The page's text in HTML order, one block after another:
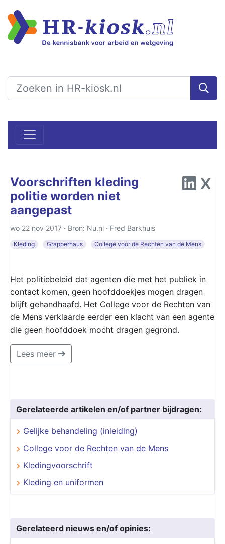
Voorschriften kleding
politie worden niet
aangepast
wo 22 nov 2017 · Bron: Nu.nl · Fred Barkhuis
Kleding Grapperhaus College voor de Rechten van de Mens
Het politiebeleid dat agenten die met het publiek in
contact komen, geen hoofddoekjes mogen dragen
blijft gehandhaafd. Het College voor de Rechten van
de Mens verklaarde eerder een klacht van een agente
die geen hoofddoek mocht dragen gegrond.
Lees meer
Gerelateerde artikelen en/of partner bijdragen:
Gelijke behandeling (inleiding)
College voor de Rechten van de Mens
Kledingvoorschrift
Kleding en uniformen
Gerelateerd nieuws en/of opinies: